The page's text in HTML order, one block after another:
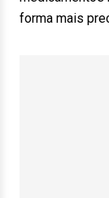
forma mais